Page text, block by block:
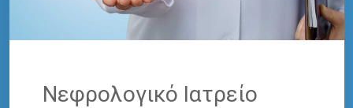
Νεφρολογικό Ιατρείο